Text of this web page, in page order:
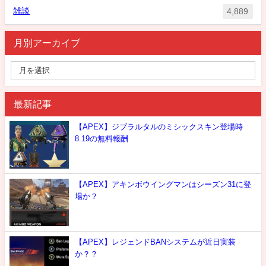
雑談 4,889
月別アーカイブ
最新記事
【APEX】ジブラルタルのミシックスキン登場時
8.19の無料報酬
【APEX】アキンボウイングマンはシーズン31に登
場か？
【APEX】レジェンドBANシステムが近日実装
か？？